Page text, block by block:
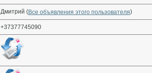
Дмитрий (Все объявления этого пользователя)
+37377745090